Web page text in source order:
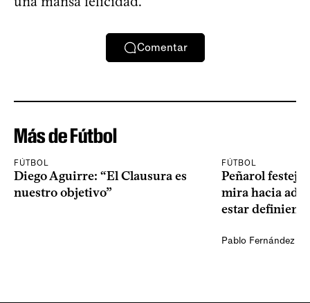
Comentar
Más de Fútbol
FÚTBOL
Diego Aguirre: “El Clausura es
nuestro objetivo”
FÚTBOL
Peñarol
mira hacia
estar
Pablo Fernández